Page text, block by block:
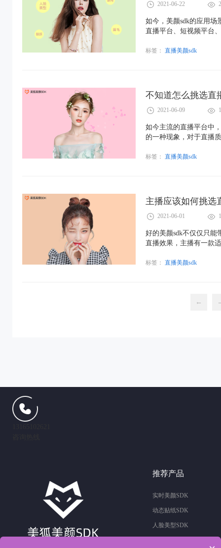
2021-06-22
如今，美颜sdk的应用场
直播平台、短视频平台
标签： 直播美颜sdk
不知道怎么挑选直
2021-06-09
如今主流的直播平台中
的一种现象，对于直播
靠谱且专业的美颜服务
标签： 直播美颜sdk
主播应该如何挑选
2021-06-01
好的美颜sdk不仅仅只能
直播效果，主播有一款
标签： 直播美颜sdk
←
推荐产品
实时美颜SDK
动态贴纸SDK
人脸美型SDK